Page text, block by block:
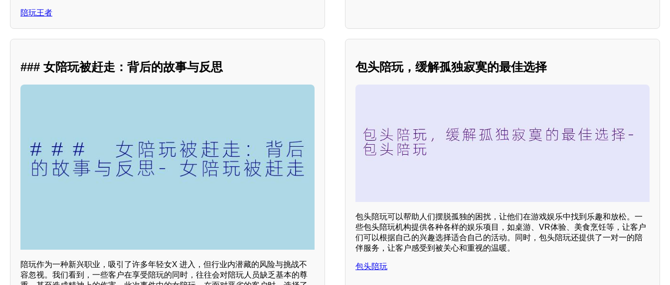
陪玩王者
### 女陪玩被赶走：背后的故事与反思
陪玩作为一种新兴职业，吸引了许多年轻女X 进入，但行业内潜藏的风险与挑战不
容忽视。我们看到，一些客户在享受陪玩的同时，往往会对陪玩人员缺乏基本的尊
包头陪玩，缓解孤独寂寞的最佳选择
包头陪玩可以帮助人们摆脱孤独的困扰，让他们在游戏娱乐中找到乐趣和放松。一
些包头陪玩机构提供各种各样的娱乐项目，如桌游、VR体验、美食烹饪等，让客户
们可以根据自己的兴趣选择适合自己的活动。同时，包头陪玩还提供了一对一的陪
伴服务，让客户感受到被关心和重视的温暖。
包头陪玩